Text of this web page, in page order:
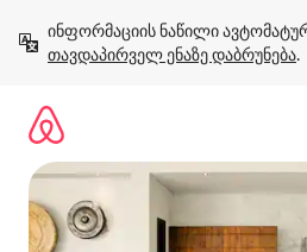
გადასვლა
თავდაპირველ ენაზე დაბრუნება.